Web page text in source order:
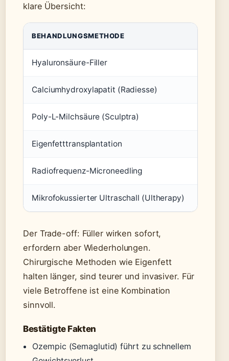
klare Übersicht:
BEHANDLUNGSMETHODE
Hyaluronsäure-Filler
Calciumhydroxylapatit (Radiesse)
Poly-L-Milchsäure (Sculptra)
Eigenfetttransplantation
Radiofrequenz-Microneedling
Mikrofokussierter Ultraschall (Ultherapy)
Der Trade-off: Füller wirken sofort,
erfordern aber Wiederholungen.
Chirurgische Methoden wie Eigenfett
halten länger, sind teurer und invasiver. Für
viele Betroffene ist eine Kombination
sinnvoll.
Bestätigte Fakten
Ozempic (Semaglutid) führt zu schnellem